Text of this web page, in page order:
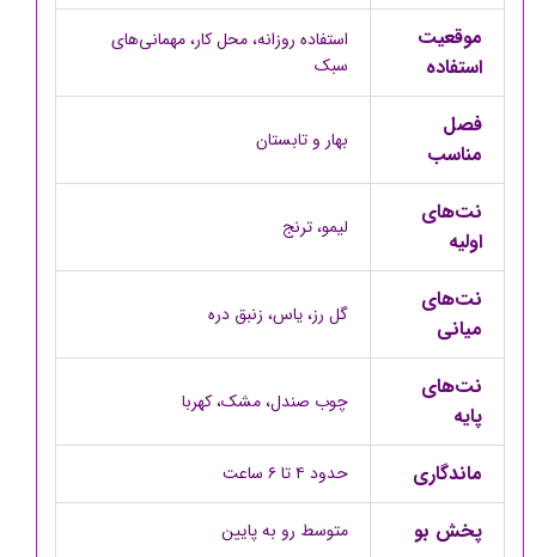
موقعیت
استفاده
استفاده روزانه، محل کار، مهمانی‌های
سبک
فصل
مناسب
بهار و تابستان
نت‌های
اولیه
لیمو، ترنج
نت‌های
میانی
گل رز، یاس، زنبق دره
نت‌های
پایه
چوب صندل، مشک، کهربا
ماندگاری حدود ۴ تا ۶ ساعت
پخش بو متوسط رو به پایین